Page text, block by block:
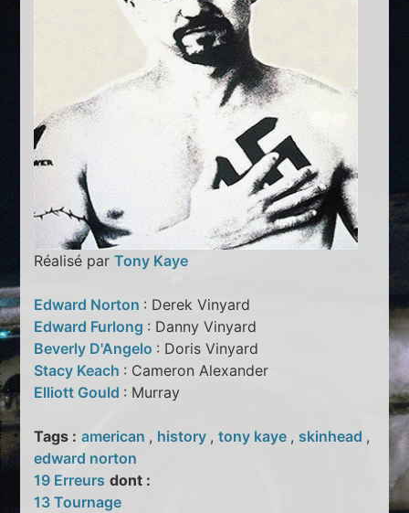
Réalisé parTony Kaye
Edward Norton : Derek Vinyard
Edward Furlong : Danny Vinyard
Beverly D'Angelo : Doris Vinyard
Stacy Keach : Cameron Alexander
Elliott Gould : Murray
Tags : american , history ,tony kaye , skinhead ,
edward norton
19 Erreurs dont :
13 Tournage